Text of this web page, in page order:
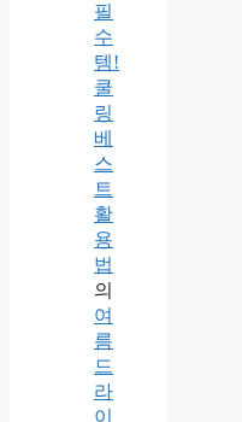
필
수
템!
쿨
링
베
스
트
활
용
법
의
여
름
드
라
이